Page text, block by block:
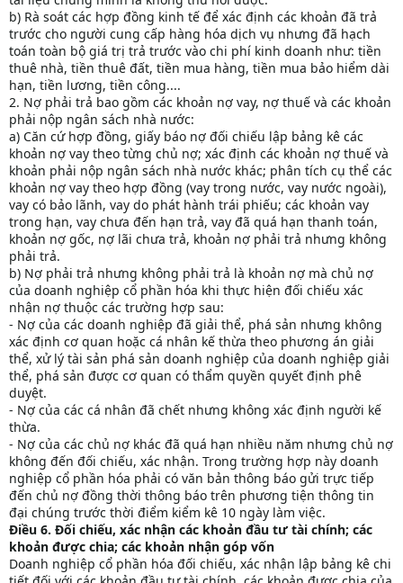
b) Rà soát các hợp đồng kinh tế để xác định các khoản đã trả
trước cho người cung cấp hàng hóa dịch vụ nhưng đã hạch
toán toàn bộ giá trị trả trước vào chi phí kinh doanh như: tiền
thuê nhà, tiền thuê đất, tiền mua hàng, tiền mua bảo hiểm dài
hạn, tiền lương, tiền công....
2. Nợ phải trả bao gồm các khoản nợ vay, nợ thuế và các khoản
phải nộp ngân sách nhà nước:
a) Căn cứ hợp đồng, giấy báo nợ đối chiếu lập bảng kê các
khoản nợ vay theo từng chủ nợ; xác định các khoản nợ thuế và
khoản phải nộp ngân sách nhà nước khác; phân tích cụ thể các
khoản nợ vay theo hợp đồng (vay trong nước, vay nước ngoài),
vay có bảo lãnh, vay do phát hành trái phiếu; các khoản vay
trong hạn, vay chưa đến hạn trả, vay đã quá hạn thanh toán,
khoản nợ gốc, nợ lãi chưa trả, khoản nợ phải trả nhưng không
phải trả.
b) Nợ phải trả nhưng không phải trả là khoản nợ mà chủ nợ
của doanh nghiệp cổ phần hóa khi thực hiện đối chiếu xác
nhận nợ thuộc các trường hợp sau:
- Nợ của các doanh nghiệp đã giải thể, phá sản nhưng không
xác định cơ quan hoặc cá nhân kế thừa theo phương án giải
thể, xử lý tài sản phá sản doanh nghiệp của doanh nghiệp giải
thể, phá sản được cơ quan có thẩm quyền quyết định phê
duyệt.
- Nợ của các cá nhân đã chết nhưng không xác định người kế
thừa.
- Nợ của các chủ nợ khác đã quá hạn nhiều năm nhưng chủ nợ
không đến đối chiếu, xác nhận. Trong trường hợp này doanh
nghiệp cổ phần hóa phải có văn bản thông báo gửi trực tiếp
đến chủ nợ đồng thời thông báo trên phương tiện thông tin
đại chúng trước thời điểm kiểm kê 10 ngày làm việc.
Điều 6. Đối chiếu, xác nhận các khoản đầu tư tài chính; các
khoản được chia; các khoản nhận góp vốn
Doanh nghiệp cổ phần hóa đối chiếu, xác nhận lập bảng kê chi